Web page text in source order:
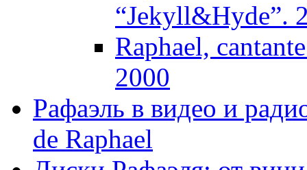
“Jekyll&Hyde”.
Raphael,
2000
Рафаэль в видео и
de Raphael